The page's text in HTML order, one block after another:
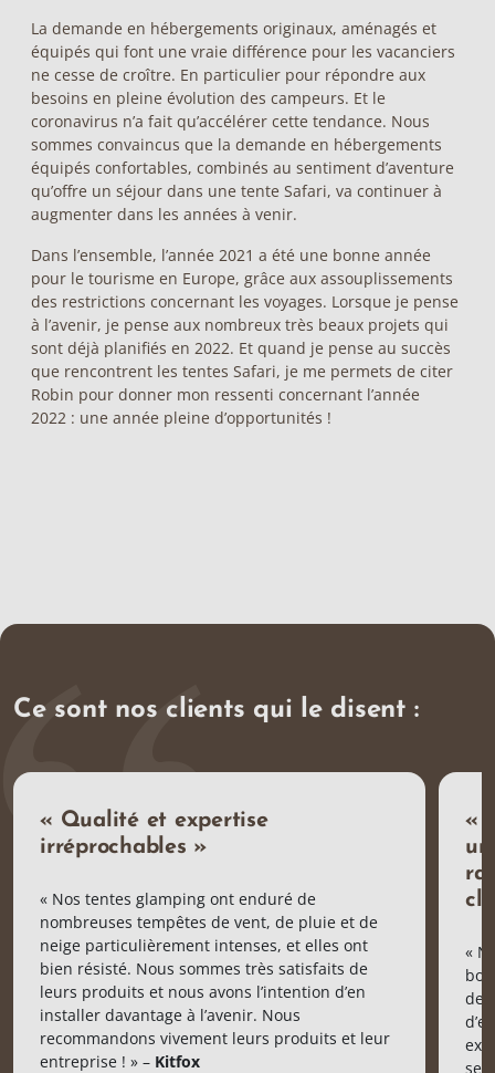
La demande en hébergements originaux, aménagés et
équipés qui font une vraie différence pour les vacanciers
ne cesse de croître. En particulier pour répondre aux
besoins en pleine évolution des campeurs. Et le
coronavirus n’a fait qu’accélérer cette tendance. Nous
sommes convaincus que la demande en hébergements
équipés confortables, combinés au sentiment d’aventure
qu’offre un séjour dans une tente Safari, va continuer à
augmenter dans les années à venir.
Dans l’ensemble, l’année 2021 a été une bonne année
pour le tourisme en Europe, grâce aux assouplissements
des restrictions concernant les voyages. Lorsque je pense
à l’avenir, je pense aux nombreux très beaux projets qui
sont déjà planifiés en 2022. Et quand je pense au succès
que rencontrent les tentes Safari, je me permets de citer
Robin pour donner mon ressenti concernant l’année
2022 : une année pleine d’opportunités !
Ce sont nos clients qui le disent :
« Qualité et expertise
irréprochables »
« Nos tentes glamping ont enduré de
nombreuses tempêtes de vent, de pluie et de
neige particulièrement intenses, et elles ont
bien résisté. Nous sommes très satisfaits de
leurs produits et nous avons l’intention d’en
installer davantage à l’avenir. Nous
recommandons vivement leurs produits et leur
entreprise ! » – Kitfox
«
«
de